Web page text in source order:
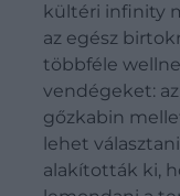
kültéri infinity
az egész
többféle
vendégeket: az
gőzkabin
lehet
alakították ki,